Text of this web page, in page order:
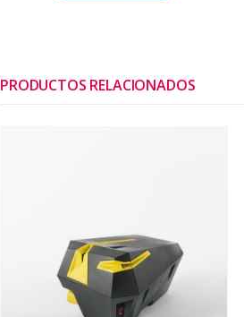
PRODUCTOS RELACIONADOS